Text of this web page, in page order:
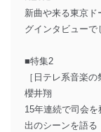
新曲や来る東京
グインタビューで
■特集2
［日テレ系音楽
櫻井翔
15年連続で司会
出のシーンを語る